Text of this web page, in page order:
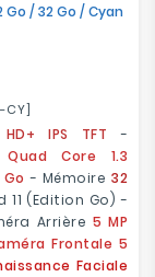
Go / 32 Go / Cyan
CY]
IPS TFT -
Quad Core 1.3
Go - Mémoire32
11 (Edition Go) -
Arrière 5 MP
Frontale 5
Faciale